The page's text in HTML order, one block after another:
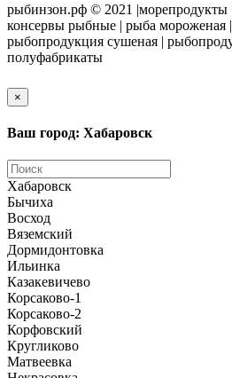
рыбинзон.рф © 2021 |морепродукты
консервы рыбные | рыба мороженая
рыбопродукция сушеная |
полуфабрикаты
×
Ваш город: Хабаровск
Хабаровск
Бычиха
Восход
Вяземский
Дормидонтовка
Ильинка
Казакевичево
Корсаково-1
Корсаково-2
Корфовский
Кругликово
Матвеевка